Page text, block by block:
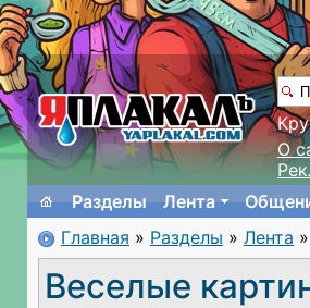
О
Разделы
Лента
Главная » Разделы » Лента »
Веселые